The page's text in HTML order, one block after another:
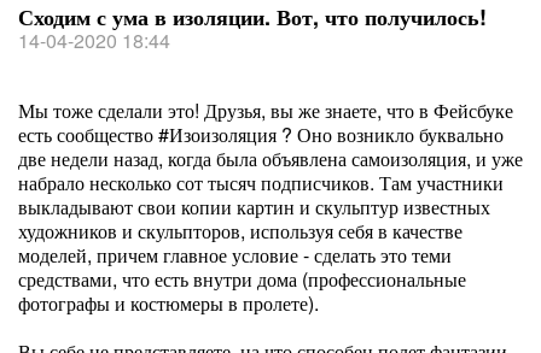
Сходим с ума в изоляции. Вот, что получилось!
14-04-2020 18:44
Мы тоже сделали это! Друзья, вы же знаете, что в Фейсбуке
есть сообщество #Изоизоляция ? Оно возникло буквально
две недели назад, когда была объявлена самоизоляция, и уже
набрало несколько сот тысяч подписчиков. Там участники
выкладывают свои копии картин и скульптур известных
художников и скульпторов, используя себя в качестве
моделей, причем главное условие - сделать это теми
средствами, что есть внутри дома (профессиональные
фотографы и костюмеры в пролете).